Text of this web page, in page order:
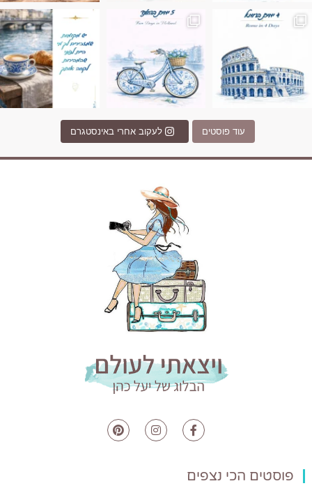
Instagram post
Instagram post 17994326828955248
עוד פוסטים לעקוב אחרי באינסטגרם
פוסטים הכי נצפים